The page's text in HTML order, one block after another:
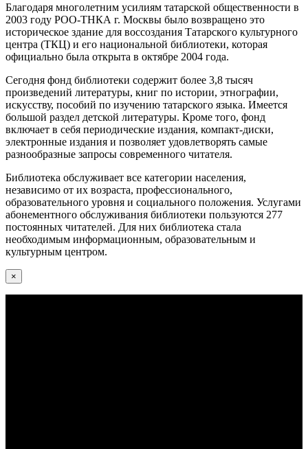
Благодаря многолетним усилиям татарской общественности в
2003 году РОО-ТНКА г. Москвы было возвращено это
историческое здание для воссоздания Татарского культурного
центра (ТКЦ) и его национальной библиотеки, которая
официально была открыта в октябре 2004 года.
Сегодня фонд библиотеки содержит более 3,8 тысяч
произведений литературы, книг по истории, этнографии,
искусству, пособий по изучению татарского языка. Имеется
большой раздел детской литературы. Кроме того, фонд
включает в себя периодические издания, компакт-диски,
электронные издания и позволяет удовлетворять самые
разнообразные запросы современного читателя.
Библиотека обслуживает все категории населения,
независимо от их возраста, профессионального,
образовательного уровня и социального положения. Услугами
абонементного обслуживания библиотеки пользуются 277
постоянных читателей. Для них библиотека стала
необходимым информационным, образовательным и
культурным центром.
×